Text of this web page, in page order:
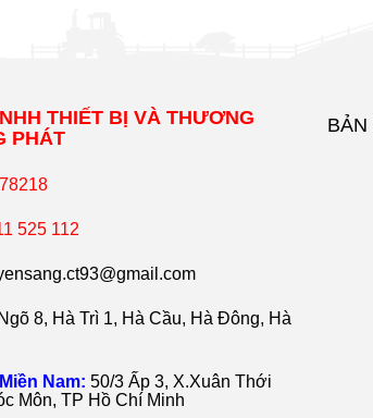
THIẾT BỊ VÀ THƯƠNG
PHÁT
525 112
8, Hà Trì 1, Hà Cầu, Hà Đông, Hà
Nam: 50/3 Ấp 3, X.Xuân Thới
Môn, TP Hồ Chí Minh